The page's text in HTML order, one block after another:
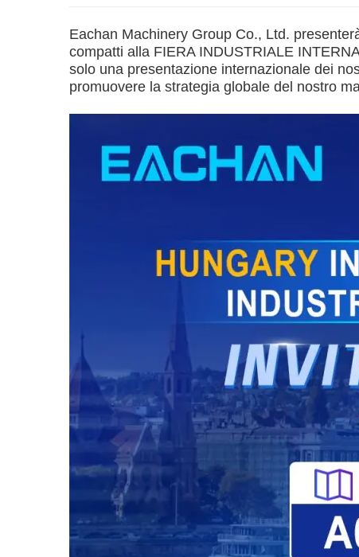
Eachan Machinery Group Co., Ltd.
compatti alla FIERA INDUSTRIALE
solo una presentazione internazionale dei
promuovere la strategia globale del nostro